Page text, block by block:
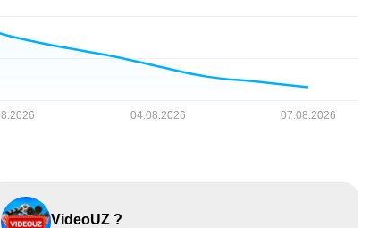
VideoUZ ?